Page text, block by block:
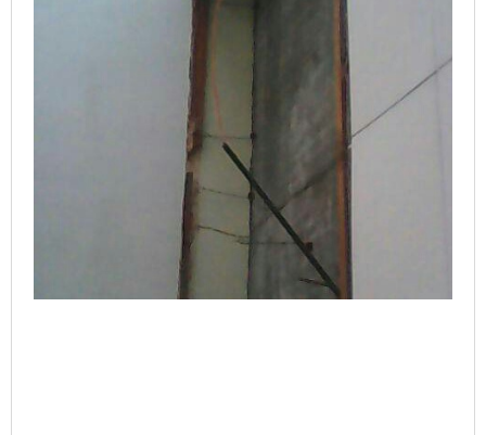
Berjalan